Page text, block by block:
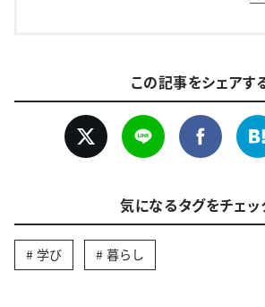
この記事をシェアす
気になるタグをチェッ
学び 暮らし